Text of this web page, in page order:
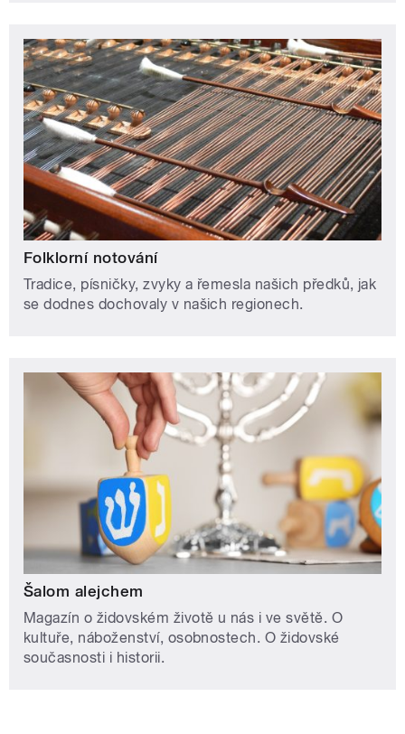
Folklorní notování
Tradice, písničky, zvyky a řemesla našich předků, jak
se dodnes dochovaly v našich regionech.
Šalom alejchem
Magazín o židovském životě u nás i ve světě. O
kultuře, náboženství, osobnostech. O židovské
současnosti i historii.